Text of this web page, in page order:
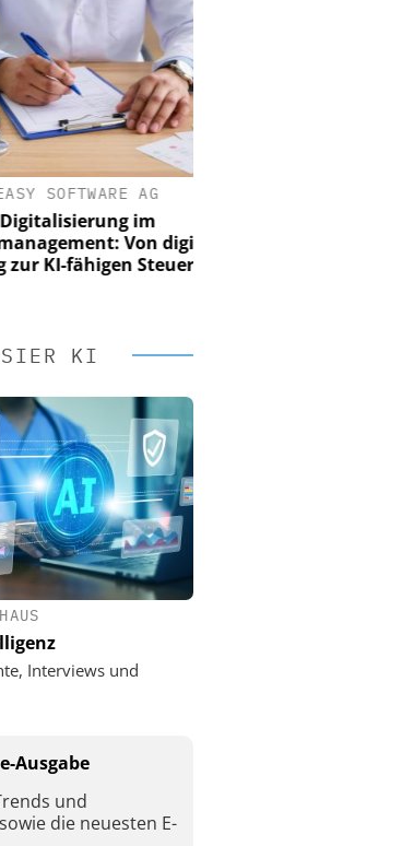
SOFTWARE AG
im
Von digitaler
fähigen Steuerung
KI
Interviews und
Ausgabe
und
die neuesten E-